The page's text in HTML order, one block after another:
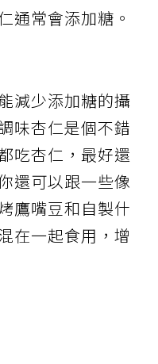
通常會添加糖。
減少添加糖的攝
味杏仁是個不錯
吃杏仁，最好還
還可以跟一些像
鷹嘴豆和自製什
在一起食用，增